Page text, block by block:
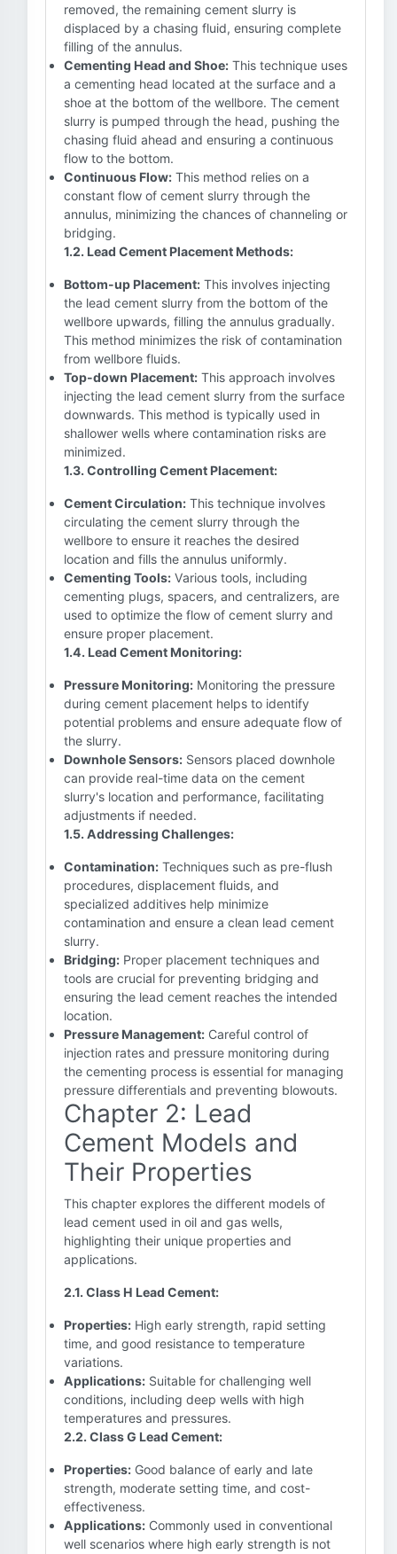
removed, the remaining cement slurry is
displaced by a chasing fluid, ensuring complete
filling of the annulus.
Cementing Head and Shoe: This technique uses
a cementing head located at the surface and a
shoe at the bottom of the wellbore. The cement
slurry is pumped through the head, pushing the
chasing fluid ahead and ensuring a continuous
flow to the bottom.
Continuous Flow: This method relies on a
constant flow of cement slurry through the
annulus, minimizing the chances of channeling or
bridging.
1.2. Lead Cement Placement Methods:
Bottom-up Placement: This involves injecting
the lead cement slurry from the bottom of the
wellbore upwards, filling the annulus gradually.
This method minimizes the risk of contamination
from wellbore fluids.
Top-down Placement: This approach involves
injecting the lead cement slurry from the surface
downwards. This method is typically used in
shallower wells where contamination risks are
minimized.
1.3. Controlling Cement Placement:
Cement Circulation: This technique involves
circulating the cement slurry through the
wellbore to ensure it reaches the desired
location and fills the annulus uniformly.
Cementing Tools: Various tools, including
cementing plugs, spacers, and centralizers, are
used to optimize the flow of cement slurry and
ensure proper placement.
1.4. Lead Cement Monitoring:
Pressure Monitoring: Monitoring the pressure
during cement placement helps to identify
potential problems and ensure adequate flow of
the slurry.
Downhole Sensors: Sensors placed downhole
can provide real-time data on the cement
slurry's location and performance, facilitating
adjustments if needed.
1.5. Addressing Challenges:
Contamination: Techniques such as pre-flush
procedures, displacement fluids, and
specialized additives help minimize
contamination and ensure a clean lead cement
slurry.
Bridging: Proper placement techniques and
tools are crucial for preventing bridging and
ensuring the lead cement reaches the intended
location.
Pressure Management: Careful control of
injection rates and pressure monitoring during
the cementing process is essential for managing
pressure differentials and preventing blowouts.
Chapter 2: Lead
Cement Models and
Their Properties
This chapter explores the different models of
lead cement used in oil and gas wells,
highlighting their unique properties and
applications.
2.1. Class H Lead Cement:
Properties: High early strength, rapid setting
time, and good resistance to temperature
variations.
Applications: Suitable for challenging well
conditions, including deep wells with high
temperatures and pressures.
2.2. Class G Lead Cement:
Properties: Good balance of early and late
strength, moderate setting time, and cost-
effectiveness.
Applications: Commonly used in conventional
well scenarios where high early strength is not